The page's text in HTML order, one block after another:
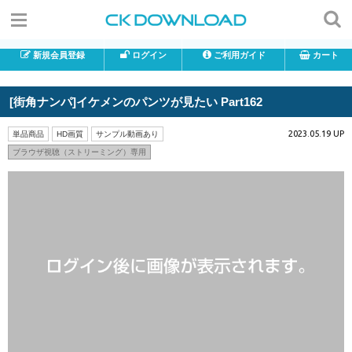
新規会員登録 ログイン ご利用ガイド カート
[街角ナンパ]イケメンのパンツが見たい Part162
単品商品 HD画質 サンプル動画あり
ブラウザ視聴（ストリーミング）専用
2023.05.19 UP